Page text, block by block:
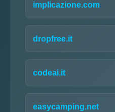
implicazione.com
dropfree.it
codeai.it
easycamping.net